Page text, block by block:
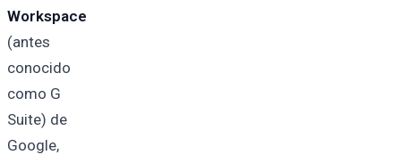
Workspace
(antes
conocido
como G
Suite) de
Google,